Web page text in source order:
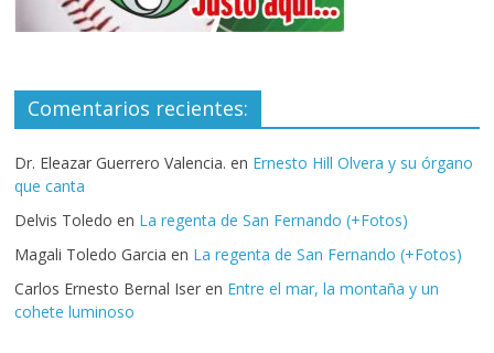
Comentarios recientes:
Dr. Eleazar Guerrero Valencia. en Ernesto Hill Olvera y su órgano
que canta
Delvis Toledo en La regenta de San Fernando (+Fotos)
Magali Toledo Garcia en La regenta de San Fernando (+Fotos)
Carlos Ernesto Bernal Iser en Entre el mar, la montaña y un
cohete luminoso